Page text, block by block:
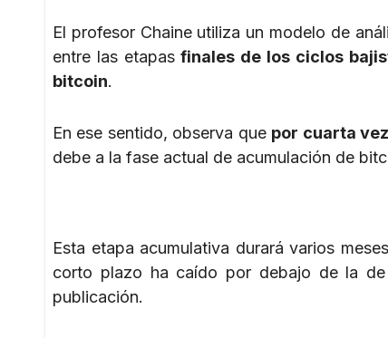
El profesor Chaine utiliza un modelo de
entre las etapasfinales de los ciclos
bitcoin.
En ese sentido, observa que por cuarta
debe a la fase actual de acumulación de
Esta etapa acumulativa durará varios
corto plazo ha caído por debajo de la
publicación.